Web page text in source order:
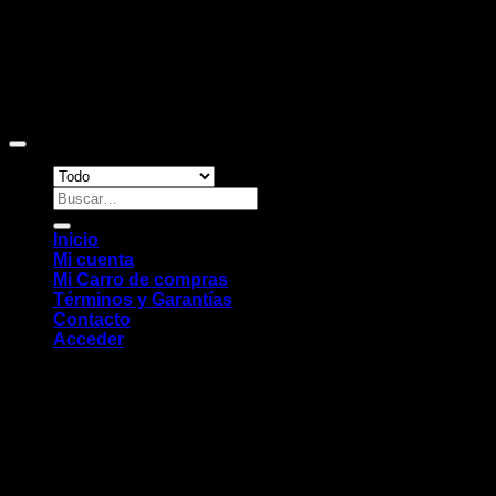
Buscar
por:
Inicio
Mi cuenta
Mi Carro de compras
Términos y Garantías
Contacto
Acceder